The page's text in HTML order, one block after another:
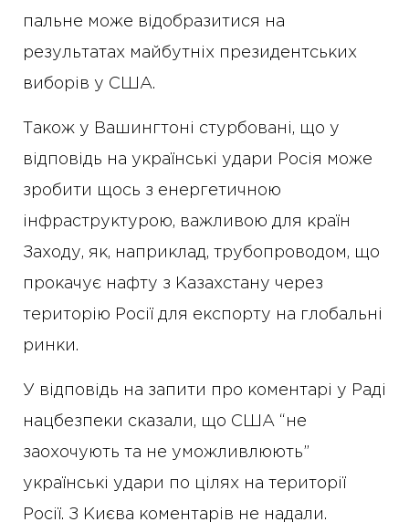
пальне може відобразитися на
результатах майбутніх президентських
виборів у США.
Також у Вашингтоні стурбовані, що у
відповідь на українські удари Росія може
зробити щось з енергетичною
інфраструктурою, важливою для країн
Заходу, як, наприклад, трубопроводом, що
прокачує нафту з Казахстану через
територію Росії для експорту на глобальні
ринки.
У відповідь на запити про коментарі у Раді
нацбезпеки сказали, що США “не
заохочують та не уможливлюють”
українські удари по цілях на території
Росії. З Києва коментарів не надали.